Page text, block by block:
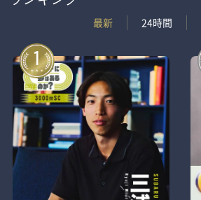
最新
24時間
1